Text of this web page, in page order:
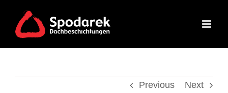
content
Previous Next